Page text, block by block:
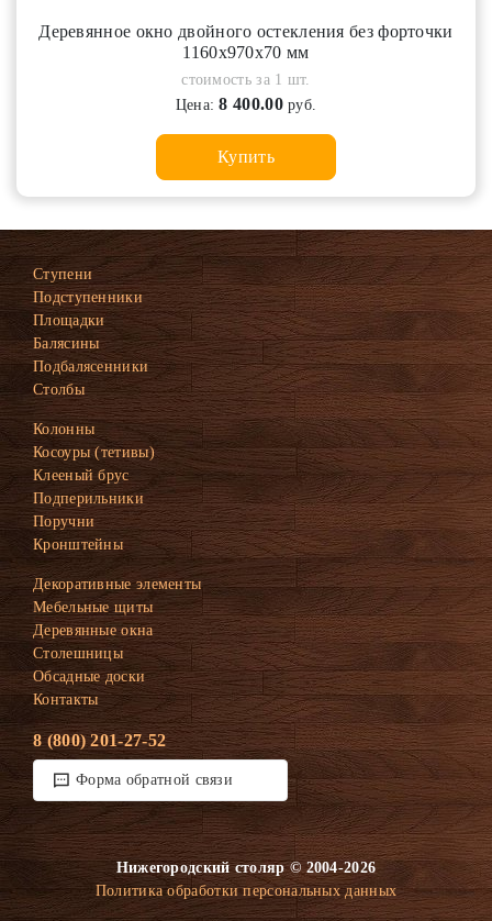
Деревянное окно двойного остекления без форточки
1160х970х70 мм
стоимость за 1 шт.
Цена:8 400.00руб.
Купить
Ступени
Подступенники
Площадки
Балясины
Подбалясенники
Столбы
Колонны
Косоуры (тетивы)
Клееный брус
Подперильники
Поручни
Кронштейны
Декоративные элементы
Мебельные щиты
Деревянные окна
Столешницы
Обсадные доски
Контакты
8 (800) 201-27-52
Форма обратной связи
Нижегородский столяр © 2004-2026
Политика обработки персональных данных